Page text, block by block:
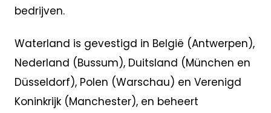
bedrijven.
Waterland is gevestigd in België (Antwerpen),
Nederland (Bussum), Duitsland (München en
Düsseldorf), Polen (Warschau) en Verenigd
Koninkrijk (Manchester), en beheert